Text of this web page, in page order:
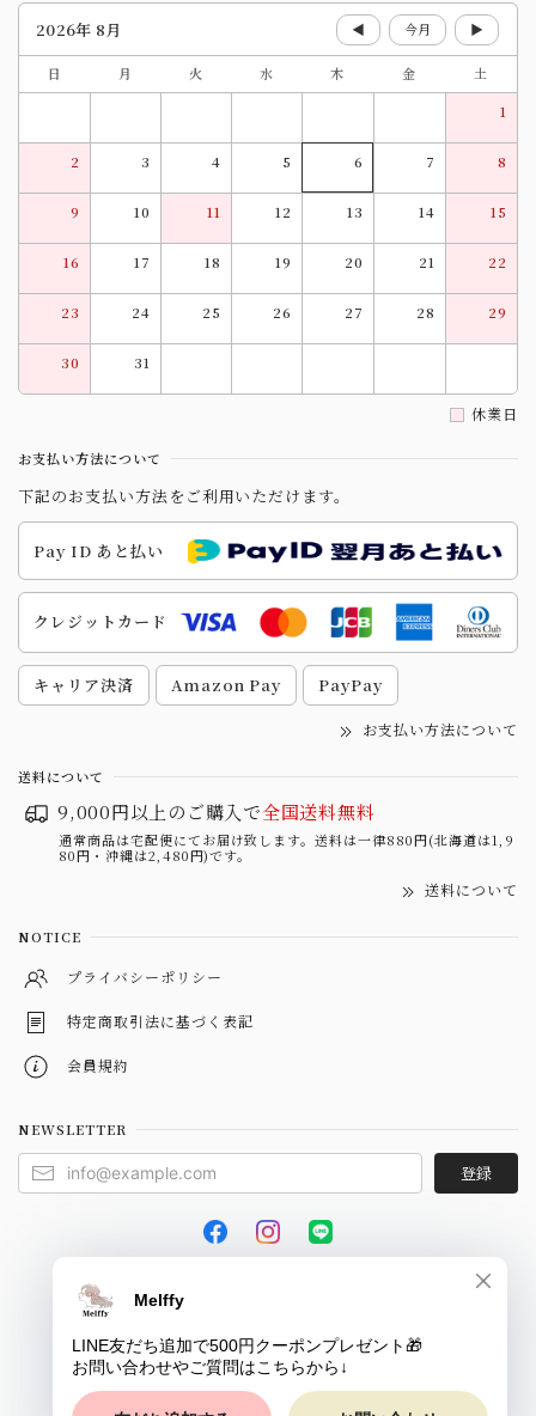
2026年 8月 ◀ 今月 ▶
日 月 火 水 木 金
土
1
2 3 4 5 6 7 8
9 10 11 12 13 14 15
16 17 18 19 20 21 22
23 24 25 26 27 28 29
30 31
休業日
お支払い方法について
下記のお支払い方法をご利用いただけます。
Pay ID あと払い
クレジットカード
キャリア決済 Amazon Pay PayPay
お支払い方法について
送料について
9,000円以上のご購入で全国送料無料
通常商品は宅配便にてお届け致します。送料は一律880円(北海道は1,9
80円・沖縄は2,480円)です。
送料について
NOTICE
プライバシーポリシー
特定商取引法に基づく表記
会員規約
NEWSLETTER
登録